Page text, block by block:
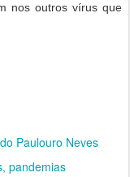
nos outros vírus que
Paulouro Neves
pandemias